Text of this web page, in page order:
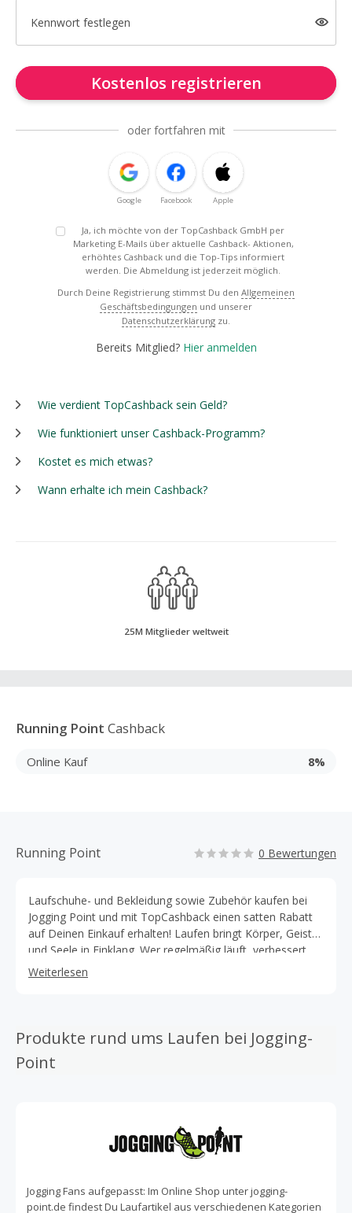
Kennwort festlegen
Kostenlos registrieren
oder fortfahren mit
Google Facebook Apple
Ja, ich möchte von der TopCashback GmbH per
Marketing E-Mails über aktuelle Cashback- Aktionen,
erhöhtes Cashback und die Top-Tips informiert
werden. Die Abmeldung ist jederzeit möglich.
Durch Deine Registrierung stimmst Du den Allgemeinen
Geschäftsbedingungen und unserer
Datenschutzerklärung zu.
Bereits Mitglied? Hier anmelden
Wie verdient TopCashback sein Geld?
Wie funktioniert unser Cashback-Programm?
Kostet es mich etwas?
Wann erhalte ich mein Cashback?
25M Mitglieder weltweit
Running Point Cashback
Online Kauf 8%
Running Point 0 Bewertungen
Laufschuhe- und Bekleidung sowie Zubehör kaufen bei
Jogging Point und mit TopCashback einen satten Rabatt
auf Deinen Einkauf erhalten! Laufen bringt Körper, Geist
und Seele in Einklang. Wer regelmäßig läuft, verbessert
seine Kondition und Ausdauer und zugleich auch das
Herz-Kreislaufsystem. Um Gelenkschäden oder anderen
Laufschuh und die passende Laufbekleidung. Jogging
Point ist der Shop für alle Jogging- und Running Fans.
Europaweit wird ein breitgefächertes Sortiment von über
eine große Produktvielfalt mit professioneller Beratung
rund um die Uhr. Erhalte den für Deine Bedürfnisse
idealen Laufschuh. In dem Laufshop von Jogging Point
Schuhe sowie Fitness- und Freizeitschuhe. Zudem bietet
Weiterlesen
Produkte rund ums Laufen bei Jogging-
Point
Jogging Fans aufgepasst: Im Online Shop unter jogging-
point.de findest Du Laufartikel aus verschiedenen Kategorien